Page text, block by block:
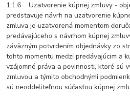
1.1.6 Uzatvorenie kúpnej zmluvy -
predstavuje návrh na uzatvorenie
zmluva je uzatvorená momentom
predávajúceho s návrhom kúpnej
záväzným potvrdením objednávky zo
tohto momentu medzi predávajúcim a
vzájomné práva a povinnosti, ktoré sú
zmluvou a týmito obchodnými
sú neoddeliteľnou súčasťou kúpnej